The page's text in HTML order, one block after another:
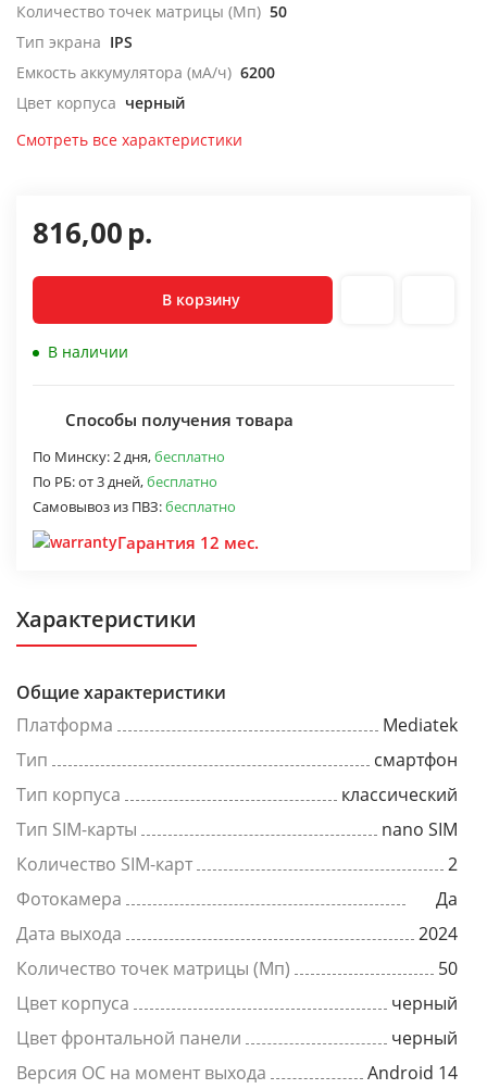
Количество точек матрицы (Мп) 50
Тип экрана IPS
Емкость аккумулятора (мА/ч) 6200
Цвет корпуса черный
Смотреть все характеристики
816,00р.
В корзину
В наличии
Способы получения товара
По Минску:2 дня,бесплатно
По РБ:от 3 дней,бесплатно
Самовывоз из ПВЗ:бесплатно
Гарантия 12 мес.
Характеристики
Общие характеристики
Платформа
Mediatek
Тип
смартфон
Тип корпуса
классический
Тип SIM-карты
nano SIM
Количество SIM-карт
2
Фотокамера
Да
Дата выхода
2024
Количество точек матрицы (Мп)
50
Цвет корпуса
черный
Цвет фронтальной панели
черный
Версия ОС на момент выхода
Android 14